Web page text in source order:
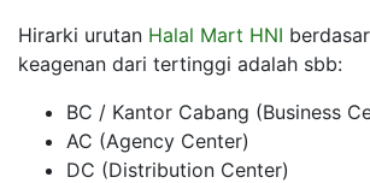
Hirarki urutan Halal Mart HNI
keagenan dari tertinggi adalah sbb:
BC / Kantor Cabang (Business
AC (Agency Center)
DC (Distribution Center)